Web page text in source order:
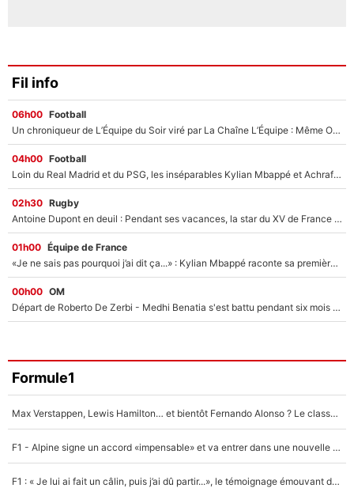
Fil info
06h00 Football
Un chroniqueur de L’Équipe du Soir viré par La Chaîne L’Équipe : Même Olivier Ménard n’avait pas pu empêcher son départ, «je l’ai appris sur Twitter, je l’ai vécu assez mal»
04h00 Football
Loin du Real Madrid et du PSG, les inséparables Kylian Mbappé et Achraf Hakimi changent d'équipe le temps d'une journée !
02h30 Rugby
Antoine Dupont en deuil : Pendant ses vacances, la star du XV de France a perdu sa grand-mère
01h00 Équipe de France
«Je ne sais pas pourquoi j’ai dit ça...» : Kylian Mbappé raconte sa première rencontre avec Zinédine Zidane (et c’est très drôle)
00h00 OM
Départ de Roberto De Zerbi - Medhi Benatia s'est battu pendant six mois pour le retenir à l'OM, le PSG a été le naufrage de trop : «Je pars avec toi»
Formule1
Max Verstappen, Lewis Hamilton… et bientôt Fernando Alonso ? Le classement des pilotes les mieux payés en Formule 1 risque de changer !
F1 - Alpine signe un accord «impensable» et va entrer dans une nouvelle dimension : Grande nouvelle pour Pierre Gasly !
F1 : « Je lui ai fait un câlin, puis j’ai dû partir...», le témoignage émouvant de Max Verstappen sur sa fille